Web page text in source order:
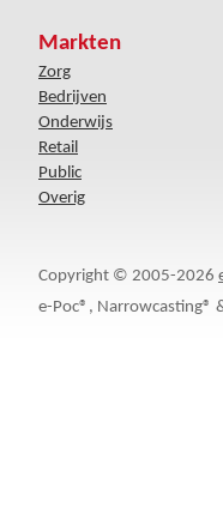
Markten
Zorg
Bedrijven
Onderwijs
Retail
Public
Overig
Copyright © 2005-2026
e-Poc®, Narrowcasting®